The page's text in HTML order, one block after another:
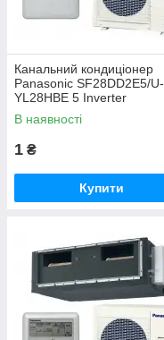
Канальний кондиціонер
Panasonic SF28DD2E5/U-
YL28HBE 5 Inverter
В наявності
1 ₴
Купити